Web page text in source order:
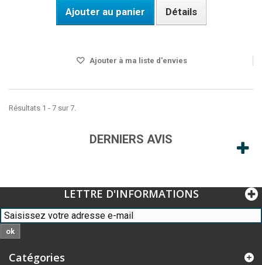
Ajouter au panier Détails
Ajouter à ma liste d'envies
Résultats 1 - 7 sur 7.
DERNIERS AVIS
LETTRE D'INFORMATIONS
ok
Catégories